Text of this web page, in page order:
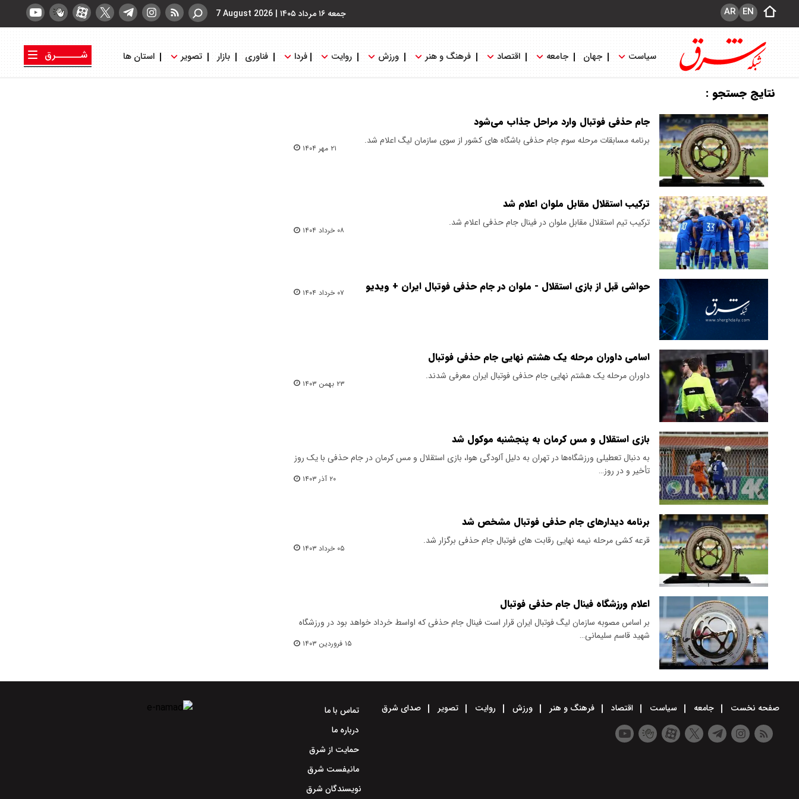
جمعه ۱۶ مرداد ۱۴۰۵ |
7 August 2026 EN
AR
سیاست جهان جامعه اقتصاد فرهنگ و هنر ورزش روایت فردا فناوری بازار تصویر استان ها
شــــــرق
نتایج جستجو :
جام حذفی فوتبال وارد مراحل جذاب می‌شود
برنامه مسابقات مرحله سوم جام حذفی باشگاه های کشور از سوی سازمان لیگ اعلام شد.
۲۱ مهر ۱۴۰۴
ترکیب استقلال مقابل ملوان اعلام شد
ترکیب تیم استقلال مقابل ملوان در فینال جام حذفی اعلام شد.
۰۸ خرداد ۱۴۰۴
حواشی قبل از بازی استقلال - ملوان در جام حذفی فوتبال ایران + ویدیو ۰۷ خرداد ۱۴۰۴
اسامی داوران مرحله یک هشتم نهایی جام حذفی فوتبال
داوران مرحله یک هشتم نهایی جام حذفی فوتبال ایران معرفی شدند.
۲۳ بهمن ۱۴۰۳
بازی استقلال و مس کرمان به پنجشنبه موکول شد
به دنبال تعطیلی ورزشگاه‌ها در تهران به دلیل آلودگی هوا، بازی استقلال و مس کرمان در جام حذفی با یک روز
تأخیر و در روز…
۲۰ آذر ۱۴۰۳
برنامه دیدارهای جام حذفی فوتبال مشخص شد
قرعه کشی مرحله نیمه نهایی رقابت های فوتبال جام حذفی برگزار شد.
۰۵ خرداد ۱۴۰۳
اعلام ورزشگاه فینال جام حذفی فوتبال
بر اساس مصوبه سازمان لیگ فوتبال ایران قرار است فینال جام حذفی که اواسط خرداد خواهد بود در ورزشگاه
شهید قاسم سلیمانی…
۱۵ فروردین ۱۴۰۳
صفحه نخست جامعه سیاست اقتصاد فرهنگ و هنر ورزش روایت تصویر صدای شرق
تماس با ما
درباره ما
حمایت از شرق
مانیفست شرق
نویسندگان شرق